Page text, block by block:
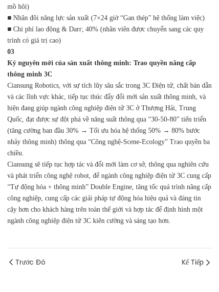
mồ hôi)
■ Nhân đôi năng lực sản xuất (7×24 giờ “Gan thép” hệ thống làm việc)
■ Chi phí lao động & Darr; 40% (nhân viên được chuyển sang các quy
trình có giá trị cao)
03
Kỷ nguyên mới của sản xuất thông minh: Trao quyền nâng cấp
thông minh 3C
Ciansung Robotics, với sự tích lũy sâu sắc trong 3C Điện tử, chất bán dẫn
và các lĩnh vực khác, tiếp tục thúc đẩy đổi mới sản xuất thông minh, và
hiện đang giúp ngành công nghiệp điện tử 3C ở Thượng Hải, Trung
Quốc, đạt được sự đột phá về năng suất thông qua “30-50-80” tiến triển
(tăng cường ban đầu 30% → Tối ưu hóa hệ thống 50% → 80% bước
nhảy thông minh) thông qua “Công nghệ-Scene-Ecology” Trao quyền ba
chiều.
Ciansung sẽ tiếp tục hợp tác và đổi mới làm cơ sở, thông qua nghiên cứu
và phát triển công nghệ robot, để ngành công nghiệp điện tử 3C cung cấp
“Tự động hóa + thông minh” Double Engine, tăng tốc quá trình nâng cấp
công nghiệp, cung cấp các giải pháp tự động hóa hiệu quả và đáng tin
cậy hơn cho khách hàng trên toàn thế giới và hợp tác để định hình một
ngành công nghiệp điện tử 3C kiên cường và sáng tạo hơn.
Trước Đó Kế Tiếp